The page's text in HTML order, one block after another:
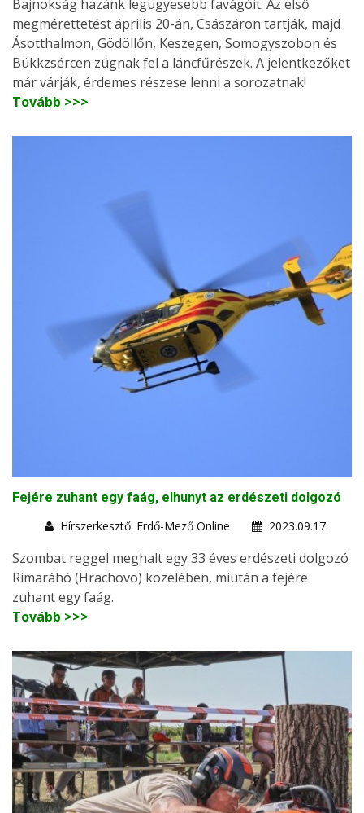
Bajnokság hazánk legügyesebb favágóit. Az első
megmérettetést április 20-án, Császáron tartják, majd
Ásotthalmon, Gödöllőn, Keszegen, Somogyszobon és
Bükkzsércen zúgnak fel a láncfűrészek. A jelentkezőket
már várják, érdemes részese lenni a sorozatnak!
Tovább >>>
Fejére zuhant egy faág, elhunyt az erdészeti dolgozó
Hírszerkesztő: Erdő-Mező Online
2023.09.17.
Szombat reggel meghalt egy 33 éves erdészeti dolgozó
Rimaráhó (Hrachovo) közelében, miután a fejére
zuhant egy faág.
Tovább >>>